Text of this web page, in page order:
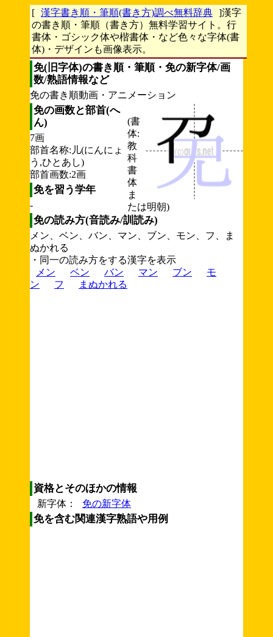
[ 漢字書き順・筆順(書き方)調べ無料辞典 ]漢字
の書き順・筆順（書き方）無料学習サイト。行
書体・ゴシック体や楷書体・など色々な字体(書
体)・デザインも画像表示。
免(旧字体)の書き順・筆順・免の新字体/画
数/熟語情報など
免の書き順動画・アニメーション
(書
体:
教
科
書
体
ま
たは明朝)
免の画数と部首(へ
ん)
7画
部首名称:儿(にんにょ
う,ひとあし)
部首画数:2画
免を習う学年
-
免の読み方(音読み/訓読み)
メン、ベン、バン、マン、ブン、モン、フ、ま
ぬかれる
・同一の読み方をする漢字を表示
メン
ベン バン マン ブン
モ
ン
フ まぬかれる
資格とそのほかの情報
新字体： 免の新字体
免を含む関連漢字熟語や用例